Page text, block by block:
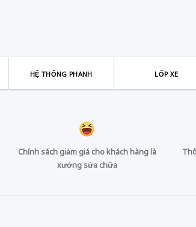
HỆ THỐNG PHANH LỐP XE
Chính sách giảm giá cho khách hàng là
xưởng sửa chữa